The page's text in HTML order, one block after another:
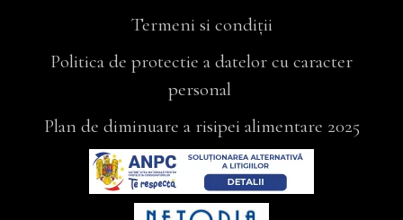
Termeni si condiții
Politica de protectie a datelor cu caracter
personal
Plan de diminuare a risipei alimentare 2025